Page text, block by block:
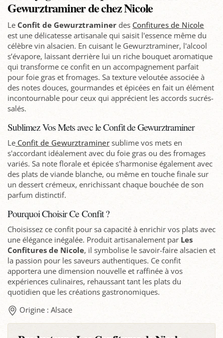
Gewurztraminer de chez Nicole
Le Confit de Gewurztraminer des Confitures de Nicole
est une délicatesse artisanale qui saisit l'essence même du
célèbre vin alsacien. En cuisant le Gewurztraminer, l'alcool
s’évapore, laissant derrière lui un riche bouquet aromatique
qui transforme ce confit en un accompagnement parfait
pour foie gras et fromages. Sa texture veloutée associée à
des notes douces, gourmandes et épicées en fait un élément
incontournable pour ceux qui apprécient les accords sucrés-
salés.
Sublimez Vos Mets avec le Confit de Gewurztraminer
Le Confit de Gewurztraminer sublime vos mets en
s'accordant idéalement avec du foie gras ou des fromages
variés. Sa note florale et épicée s'harmonise également avec
des plats de viande blanche, ou même en touche finale sur
un dessert crémeux, enrichissant chaque bouchée de son
parfum distinctif.
Pourquoi Choisir Ce Confit ?
Choisissez ce confit pour sa capacité à enrichir vos plats avec
une élégance inégalée. Produit artisanalement par Les
Confitures de Nicole, il symbolise le savoir-faire alsacien et
la passion pour les saveurs authentiques. Ce confit
apportera une dimension nouvelle et raffinée à vos
expériences culinaires, rehaussant tant les plats du
quotidien que les créations gastronomiques.
Origine : Alsace